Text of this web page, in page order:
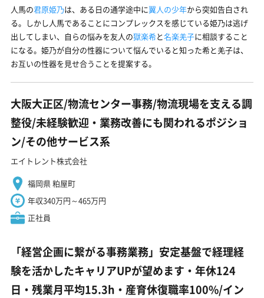
人馬の君原姫乃は、ある日の通学途中に翼人の少年から突如告白され
る。しかし人馬であることにコンプレックスを感じている姫乃は逃げ
出してしまい、自らの悩みを友人の獄楽希と名楽羌子に相談すること
になる。姫乃が自分の性器について悩んでいると知った希と羌子は、
お互いの性器を見せ合うことを提案する。
大阪大正区/物流センター事務/物流現場を支える調
整役/未経験歓迎・業務改善にも関われるポジショ
ン/その他サービス系
エイトレント株式会社
福岡県 粕屋町
年収340万円～465万円
正社員
「経営企画に繋がる事務業務」安定基盤で経理経
験を活かしたキャリアUPが望めます・年休124
日・残業月平均15.3h・産育休復職率100%/イン